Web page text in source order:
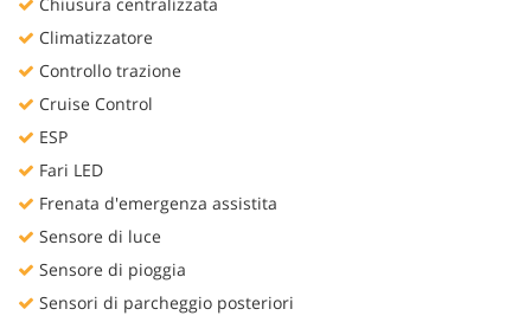
Climatizzatore
Controllo trazione
Cruise Control
ESP
Fari LED
Frenata d'emergenza assistita
Sensore di luce
Sensore di pioggia
Sensori di parcheggio posteriori